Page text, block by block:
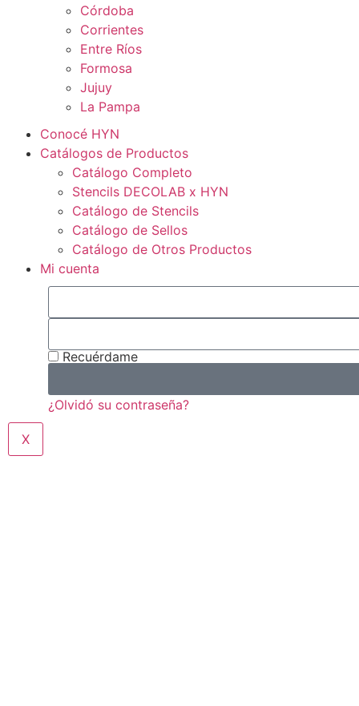
Córdoba
Corrientes
Entre Ríos
Formosa
Jujuy
La Pampa
Conocé HYN
Catálogos de Productos
Catálogo Completo
Stencils DECOLAB x HYN
Catálogo de Stencils
Catálogo de Sellos
Catálogo de Otros Productos
Mi cuenta
Recuérdame
¿Olvidó su contraseña?
X